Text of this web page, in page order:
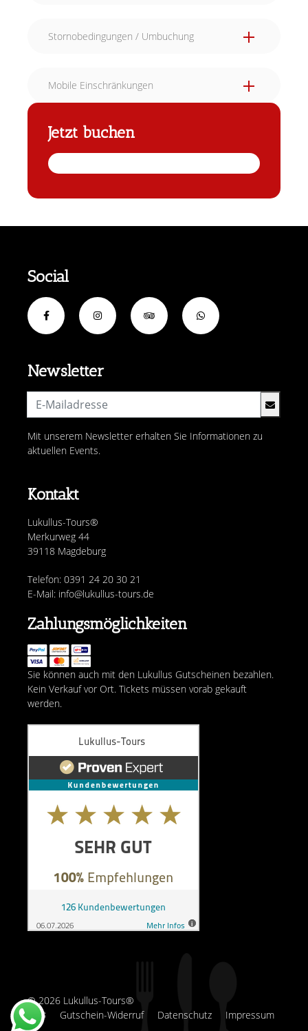
Stornobedingungen / Umbuchung
Mobile Einschränkungen
Jetzt buchen
Kontakt
Lukullus-Tours®
Merkurweg 44
39118 Magdeburg
Telefon: 0391 24 20 30 21
E-Mail: info@lukullus-tours.de
Newsletter
Mit unserem Newsletter erhalten Sie Informationen zu
aktuellen Events.
Social
Zahlungsmöglichkeiten
Sie können auch mit den Lukullus Gutscheinen bezahlen.
Kein Verkauf vor Ort. Tickets müssen vorab gekauft
werden.
AGB Gutschein-Widerruf Datenschutz Impressum
© 2026 Lukullus-Tours®